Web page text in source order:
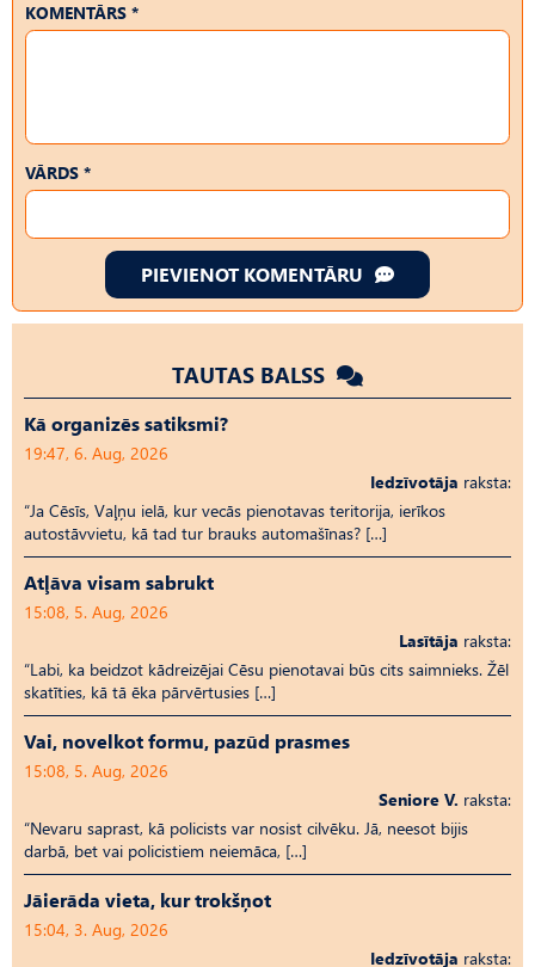
KOMENTĀRS *
VĀRDS *
PIEVIENOT KOMENTĀRU
TAUTAS BALSS
Kā organizēs satiksmi?
19:47, 6. Aug, 2026
Iedzīvotāja raksta:
“Ja Cēsīs, Vaļņu ielā, kur vecās pienotavas teritorija, ierīkos
autostāvvietu, kā tad tur brauks automašīnas? […]
Atļāva visam sabrukt
15:08, 5. Aug, 2026
Lasītāja raksta:
“Labi, ka beidzot kādreizējai Cēsu pienotavai būs cits saimnieks. Žēl
skatīties, kā tā ēka pārvērtusies […]
Vai, novelkot formu, pazūd prasmes
15:08, 5. Aug, 2026
Seniore V. raksta:
“Nevaru saprast, kā policists var nosist cilvēku. Jā, neesot bijis
darbā, bet vai policistiem neiemāca, […]
Jāierāda vieta, kur trokšņot
15:04, 3. Aug, 2026
Iedzīvotāja raksta: